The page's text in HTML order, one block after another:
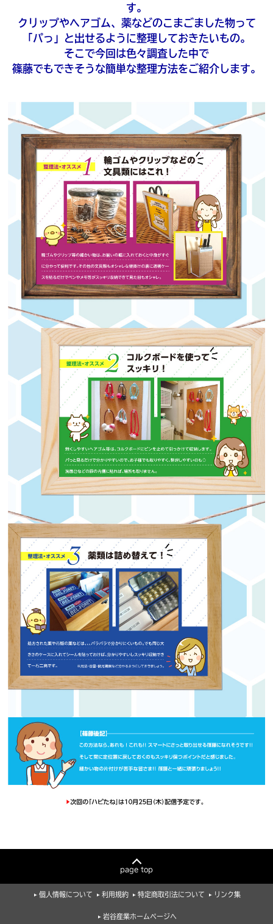
す。
クリップやヘアゴム、薬などのこまごました物って
「パっ」と出せるように整理しておきたいもの。
そこで今回は色々調査した中で
篠藤でもできそうな簡単な整理方法をご紹介します。
page top
個人情報について 利用規約 特定商取引法について リンク集
岩谷産業ホームページへ